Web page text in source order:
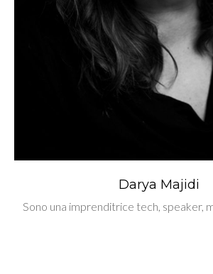
Darya Majidi
Sono una imprenditrice tech, speaker,